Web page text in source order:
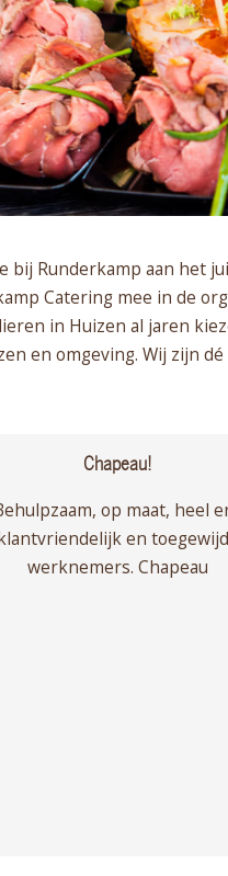
bij Runderkamp aan het
Catering mee in de
in Huizen al jaren
en omgeving. Wij zijn
Chapeau!
op maat, heel
en
werknemers. Chapeau